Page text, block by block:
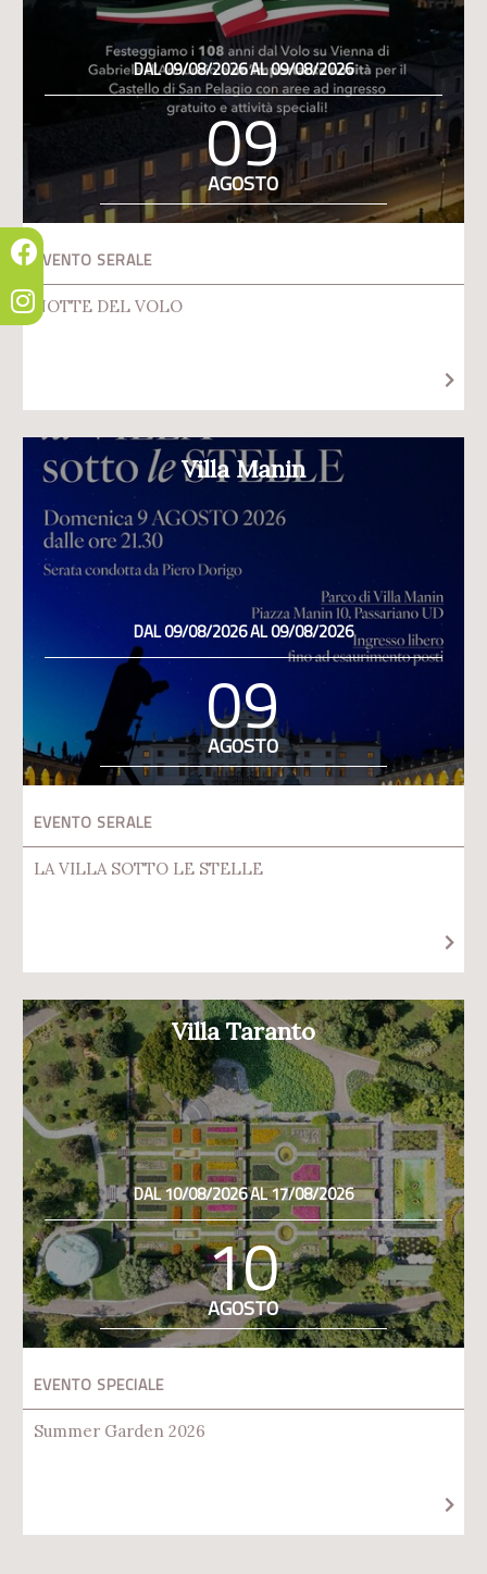
DAL 09/08/2026 AL 09/08/2026
09
AGOSTO
EVENTO SERALE
NOTTE DEL VOLO
Villa Manin
DAL 09/08/2026 AL 09/08/2026
09
AGOSTO
EVENTO SERALE
LA VILLA SOTTO LE STELLE
Villa Taranto
DAL 10/08/2026 AL 17/08/2026
10
AGOSTO
EVENTO SPECIALE
Summer Garden 2026